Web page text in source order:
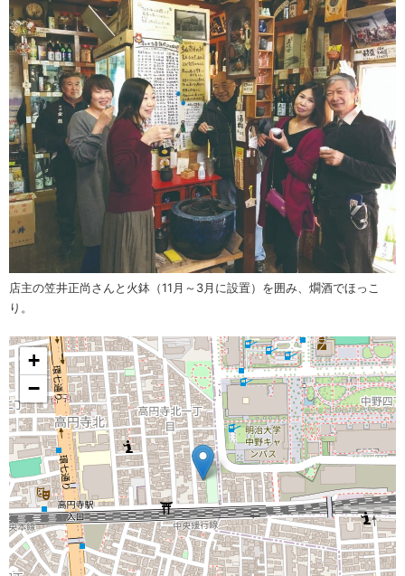
店主の笠井正尚さんと火鉢（11月～3月に設置）を囲み、燗酒でほっこ
り。
+
−